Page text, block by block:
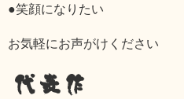
●笑顔になりたい
お気軽にお声がけください
代表作